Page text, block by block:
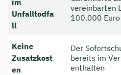
Unfalltodfa
ll
vereinbarten
100.000 Euro
Keine
Zusatzkost
en
Der
bereits im
enthalten